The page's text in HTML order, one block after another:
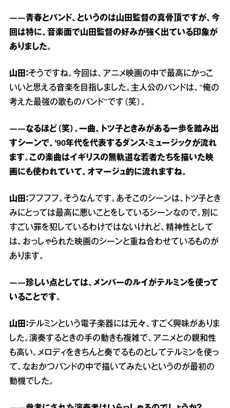
――青春とバンド、というのは山田監督の真骨頂ですが、今
回は特に、音楽面で山田監督の好みが強く出ている印象が
ありました。
山田：そうですね。今回は、アニメ映画の中で最高にかっこ
いいと思える音楽を目指しました。主人公のバンドは、“俺の
考えた最強の歌ものバンド”です（笑）。
――なるほど（笑）。一曲、トツ子ときみがある一歩を踏み出
すシーンで、’90年代を代表するダンス・ミュージックが流れ
ます。この楽曲はイギリスの無軌道な若者たちを描いた映
画にも使われていて、オマージュ的に流れますね。
山田：フフフフ。そうなんです。あそこのシーンは、トツ子とき
みにとっては最高に悪いことをしているシーンなので。別に
すごい罪を犯しているわけではないけれど、精神性として
は、おっしゃられた映画のシーンと重ね合わせているものが
あります。
――珍しい点としては、メンバーのルイがテルミンを使って
いることです。
山田：テルミンという電子楽器には元々、すごく興味がありま
した。演奏するときの手の動きも複雑で、アニメとの親和性
も高い。メロディをきちんと奏でるものとしてテルミンを使っ
て、なおかつバンドの中で描いてみたいというのが最初の
動機でした。